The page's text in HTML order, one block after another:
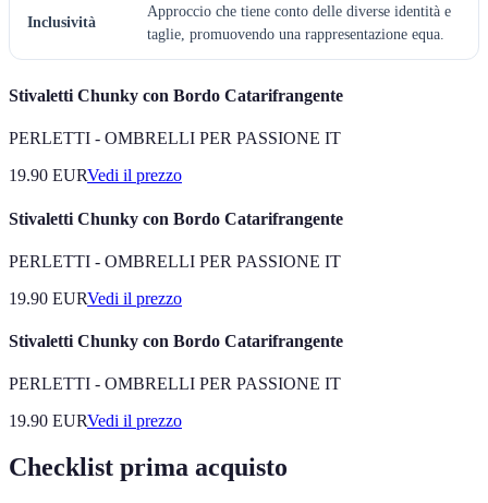
Inclusività
Approccio che tiene conto delle diverse identità e
taglie, promuovendo una rappresentazione equa.
Stivaletti Chunky con Bordo Catarifrangente
PERLETTI - OMBRELLI PER PASSIONE IT
19.90 EURVedi il prezzo
Stivaletti Chunky con Bordo Catarifrangente
PERLETTI - OMBRELLI PER PASSIONE IT
19.90 EURVedi il prezzo
Stivaletti Chunky con Bordo Catarifrangente
PERLETTI - OMBRELLI PER PASSIONE IT
19.90 EURVedi il prezzo
Checklist prima acquisto